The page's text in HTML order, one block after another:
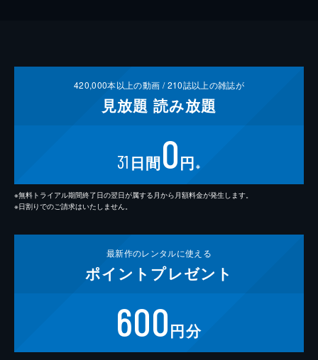
420,000本以上の動画 /210誌以上の雑誌が
見放題 読み放題
31 日間0円 ※
※無料トライアル期間終了日の翌日が属する月から月額料金が発生します。
※日割りでのご請求はいたしません。
最新作のレンタルに使える
ポイント プレゼント
600円分